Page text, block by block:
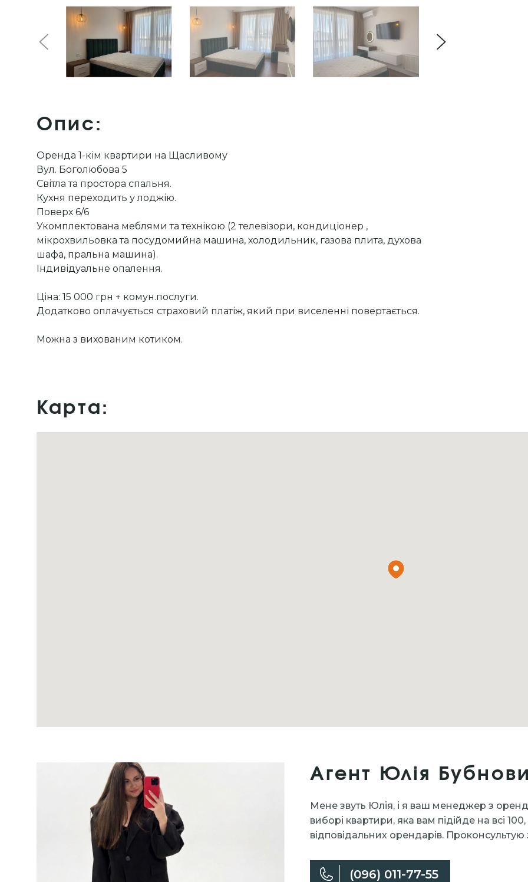
Опис:
Оренда 1-кім квартири на Щасливому
Вул. Боголюбова 5
Світла та простора спальня.
Кухня переходить у лоджію.
Поверх 6/6
Укомплектована меблями та технікою (2 телевізори, кондиціонер ,
мікрохвильовка та посудомийна машина, холодильник, газова плита, духова
шафа, пральна машина).
Індивідуальне опалення.
Ціна: 15 000 грн + комун.послуги.
Додатково оплачується страховий платіж, який при виселенні повертається.
Можна з вихованим котиком.
Карта:
Агент Юлія
Мене звуть Юлія, і я ваш менеджер з
виборі квартири, яка вам підійде на всі
відповідальних орендарів.
(096) 011-77-55